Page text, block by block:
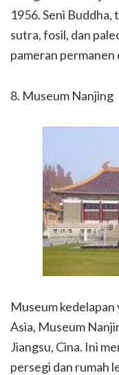
1956. Seni Buddha,
sutra, fosil, dan
pameran permanen
8. Museum Nanjing
Museum kedelapan
Asia, Museum
Jiangsu, Cina. Ini
persegi dan rumah